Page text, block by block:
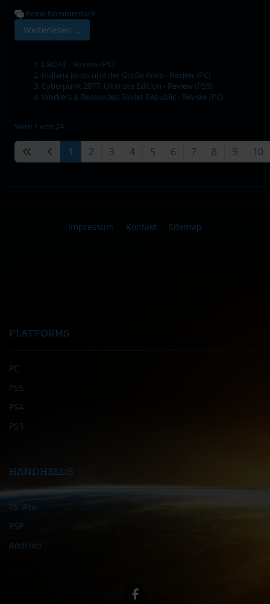
Keine Kommentare
Weiterlesen …
UBOAT - Review (PC)
Indiana Jones und der Große Kreis - Review (PC)
Cyberpunk 2077: Ultimate Edition - Review (PS5)
Workers & Resources: Soviet Republic - Review (PC)
Seite 1 von 24
1 2 3 4 5 6 7 8 9 10
Impressum Kontakt Sitemap
PLATFORMS
PC
PS5
PS4
PS3
HANDHELDS
PS Vita
PSP
Android